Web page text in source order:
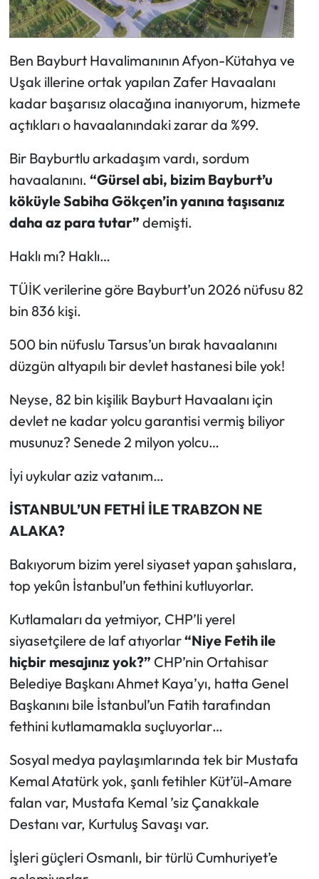
Ben Bayburt Havalimanının Afyon-Kütahya ve
Uşak illerine ortak yapılan Zafer Havaalanı
kadar başarısız olacağına inanıyorum, hizmete
açtıkları o havaalanındaki zarar da %99.
Bir Bayburtlu arkadaşım vardı, sordum
havaalanını. “Gürsel abi, bizim Bayburt’u
köküyle Sabiha Gökçen’in yanına taşısanız
daha az para tutar” demişti.
Haklı mı? Haklı…
TÜİK verilerine göre Bayburt’un 2026 nüfusu 82
bin 836 kişi.
500 bin nüfuslu Tarsus’un bırak havaalanını
düzgün altyapılı bir devlet hastanesi bile yok!
Neyse, 82 bin kişilik Bayburt Havaalanı için
devlet ne kadar yolcu garantisi vermiş biliyor
musunuz? Senede 2 milyon yolcu…
İyi uykular aziz vatanım…
İSTANBUL’UN FETHİ İLE TRABZON NE
ALAKA?
Bakıyorum bizim yerel siyaset yapan şahıslara,
top yekûn İstanbul’un fethini kutluyorlar.
Kutlamaları da yetmiyor, CHP’li yerel
siyasetçilere de laf atıyorlar“Niye Fetih ile
hiçbir mesajınız yok?” CHP’nin Ortahisar
Belediye Başkanı Ahmet Kaya’yı, hatta Genel
Başkanını bile İstanbul’un Fatih tarafından
fethini kutlamamakla suçluyorlar…
Sosyal medya paylaşımlarında tek bir Mustafa
Kemal Atatürk yok, şanlı fetihler Küt’ül-Amare
falan var, Mustafa Kemal ’siz Çanakkale
Destanı var, Kurtuluş Savaşı var.
İşleri güçleri Osmanlı, bir türlü Cumhuriyet’e